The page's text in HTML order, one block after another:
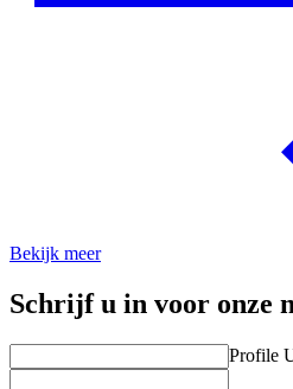
Bekijk meer
Schrijf u in voor onze
Profile